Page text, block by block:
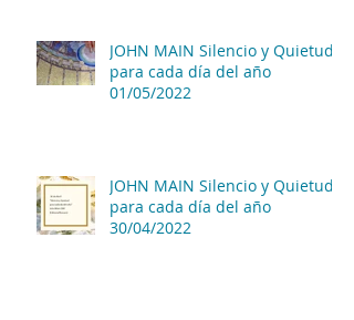
JOHN MAIN Silencio y Quietud
para cada día del año
01/05/2022
JOHN MAIN Silencio y Quietud
para cada día del año
30/04/2022